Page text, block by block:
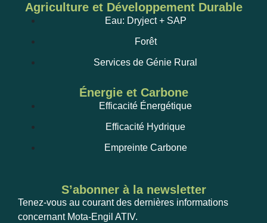
Agriculture et Développement Durable
Eau: Dryject + SAP
Forêt
Services de Génie Rural
Énergie et Carbone
Efficacité Énergétique
Efficacité Hydrique
Empreinte Carbone
S’abonner à la newsletter
Tenez-vous au courant des dernières informations
concernant Mota-Engil ATIV.